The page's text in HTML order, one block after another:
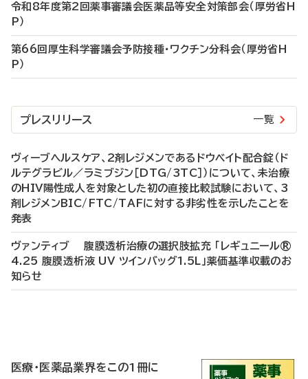
令和8年度第2回薬事審議会医薬品等安全対策部会（厚労省H
P）
第66回厚生科学審議会予防接種・ワクチン分科会（厚労省H
P）
プレスリリース 一覧
ヴィーブヘルスケア、2剤レジメンであるドウベイト配合錠（ド
ルテグラビル／ラミブジン［DTG/3TC］）について、未治療
のHIV陽性成人を対象とした初の直接比較試験において、3
剤レジメンBIC/FTC/TAFに対する非劣性を示したことを
発表
ヴァンティブ 腹膜透析治療の選択肢拡充 「レギュニール®
4.25 腹膜透析液 UV ツインバッグ1.5L」薬価基準収載のお
知らせ
医療・医薬品業界をこの1冊に